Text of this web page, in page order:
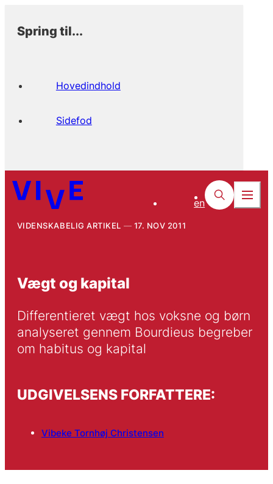
Spring til...
Hovedindhold
Sidefod
en
VIDENSKABELIG ARTIKEL 17. NOV 2011
Vægt og kapital
Differentieret vægt hos voksne og børn
analyseret gennem Bourdieus begreber
om habitus og kapital
UDGIVELSENS FORFATTERE:
Vibeke Tornhøj Christensen